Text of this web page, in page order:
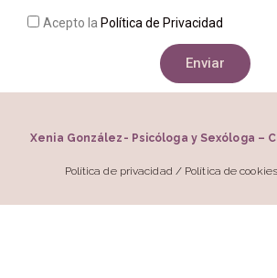
Acepto la Política de Privacidad
Enviar
Xenia González- Psicóloga y Sexóloga –
Política de privacidad / Política de cookies